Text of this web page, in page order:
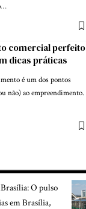
comercial perfeito
dicas práticas
é um dos pontos
não) ao empreendimento.
O pulso
em Brasília,